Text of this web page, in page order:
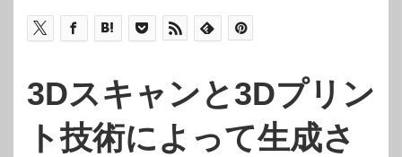
3Dスキャンと3Dプリン
ト技術によって生成さ